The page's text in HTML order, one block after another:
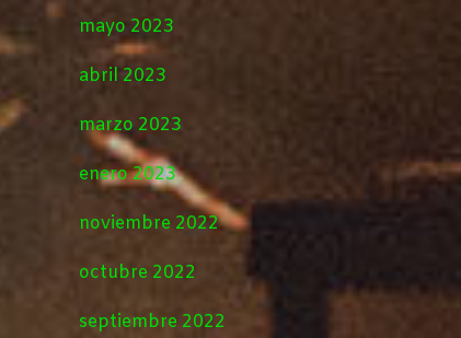
mayo 2023
abril 2023
marzo 2023
enero 2023
noviembre 2022
octubre 2022
septiembre 2022